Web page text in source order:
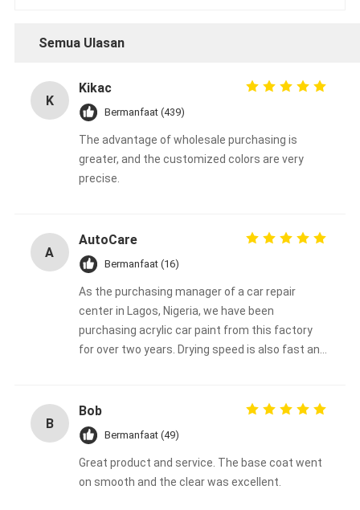
Semua Ulasan
K
Kikac
Bermanfaat (439)
The advantage of wholesale purchasing is
greater, and the customized colors are very
precise.
A
AutoCare
Bermanfaat (16)
As the purchasing manager of a car repair
center in Lagos, Nigeria, we have been
purchasing acrylic car paint from this factory
for over two years. Drying speed is also fast and
coverage is also very good, and when repairing
used cars, it is usually possible to cover the
base color with just one spray, saving material
and time costs. Our customers are also very
satisfied with the final result, which greatly
B
Bob
Bermanfaat (49)
Great product and service. The base coat went
on smooth and the clear was excellent.